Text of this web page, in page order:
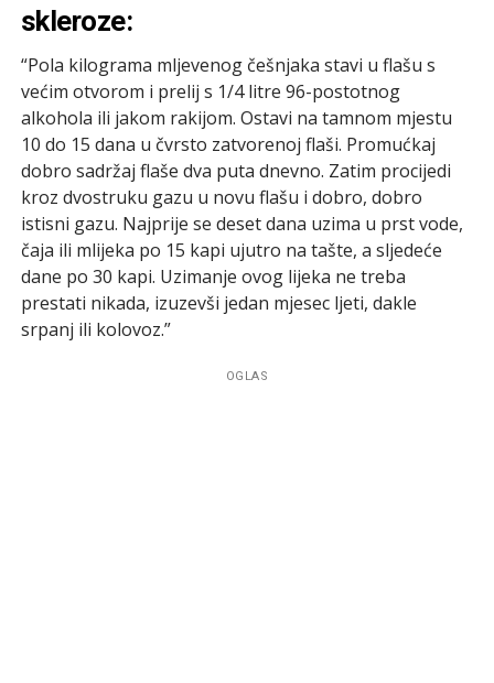
skleroze:
“Pola kilograma mljevenog češnjaka stavi u flašu s
većim otvorom i prelij s 1/4 litre 96-postotnog
alkohola ili jakom rakijom. Ostavi na tamnom mjestu
10 do 15 dana u čvrsto zatvorenoj flaši. Promućkaj
dobro sadržaj flaše dva puta dnevno. Zatim procijedi
kroz dvostruku gazu u novu flašu i dobro, dobro
istisni gazu. Najprije se deset dana uzima u prst vode,
čaja ili mlijeka po 15 kapi ujutro na tašte, a sljedeće
dane po 30 kapi. Uzimanje ovog lijeka ne treba
prestati nikada, izuzevši jedan mjesec ljeti, dakle
srpanj ili kolovoz.”
OGLAS